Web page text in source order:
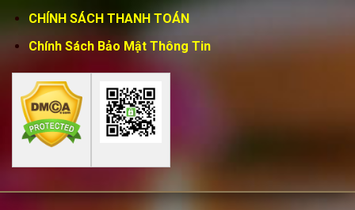
CHÍNH SÁCH THANH TOÁN
Chính Sách Bảo Mật Thông Tin